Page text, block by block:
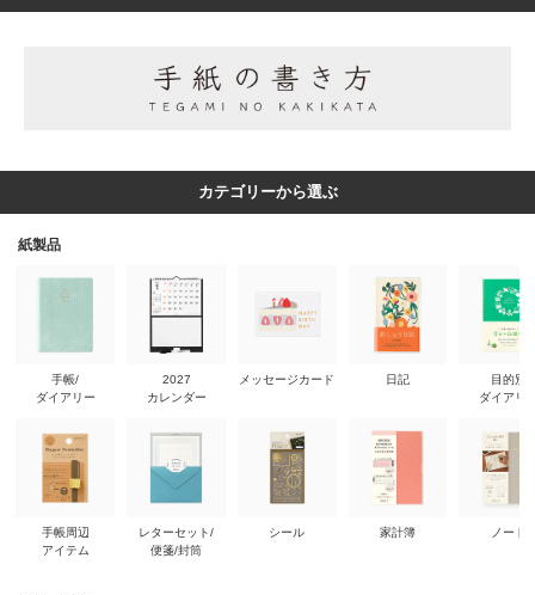
カテゴリーから選ぶ
紙製品
手帳/
ダイアリー
手帳周辺
アイテム
2027
カレンダー
レターセット/
便箋/封筒
メッセージカード
シール
日記
家計簿
目的別
ダイアリ
ノート